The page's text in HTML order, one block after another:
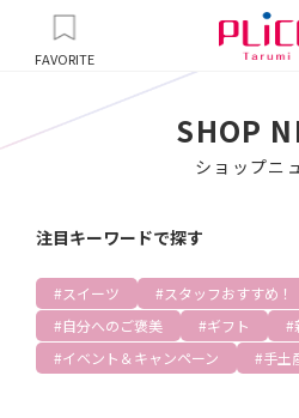
FAVORITE
SHOP
ショップニ
注目キーワードで探す
スイーツ スタッフおすすめ！
自分へのご褒美
ギフト
イベント＆キャンペーン
手土